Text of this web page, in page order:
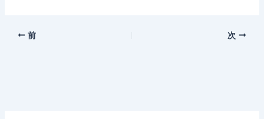
前 次